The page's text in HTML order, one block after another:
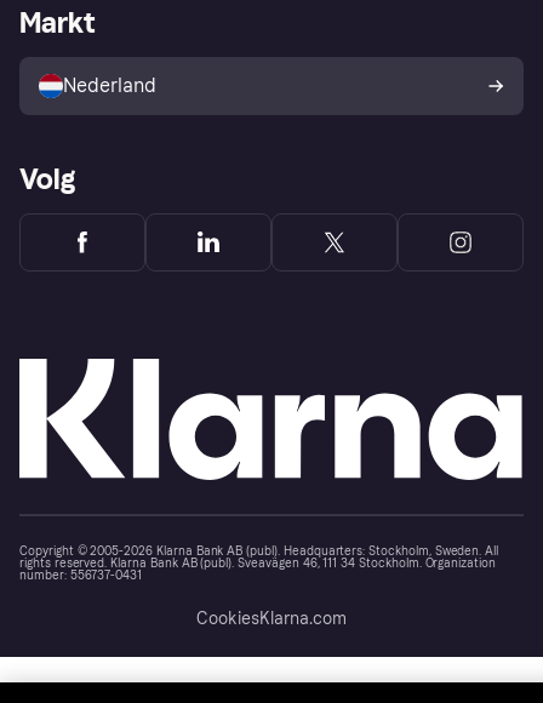
Winkeloverzicht
Kopersbescherming voor
consumenten
Zakelijke login
Markt
Nederland
Volg
Copyright © 2005-2026 Klarna Bank AB (publ). Headquarters: Stockholm, Sweden. All
rights reserved. Klarna Bank AB (publ). Sveavägen 46, 111 34 Stockholm. Organization
number: 556737-0431
CookiesKlarna.com